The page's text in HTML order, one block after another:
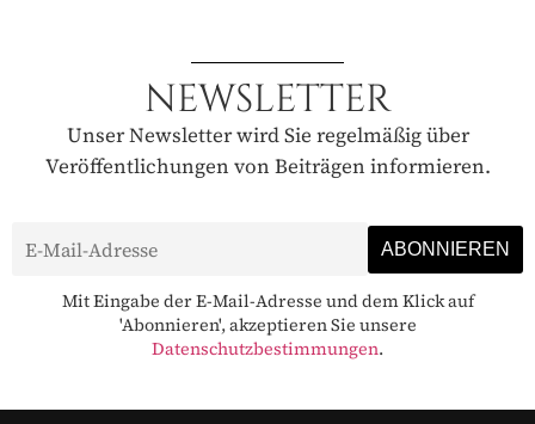
NEWSLETTER
Unser Newsletter wird Sie regelmäßig über
Veröffentlichungen von Beiträgen informieren.
Mit Eingabe der E-Mail-Adresse und dem Klick auf
'Abonnieren', akzeptieren Sie unsere
Datenschutzbestimmungen.